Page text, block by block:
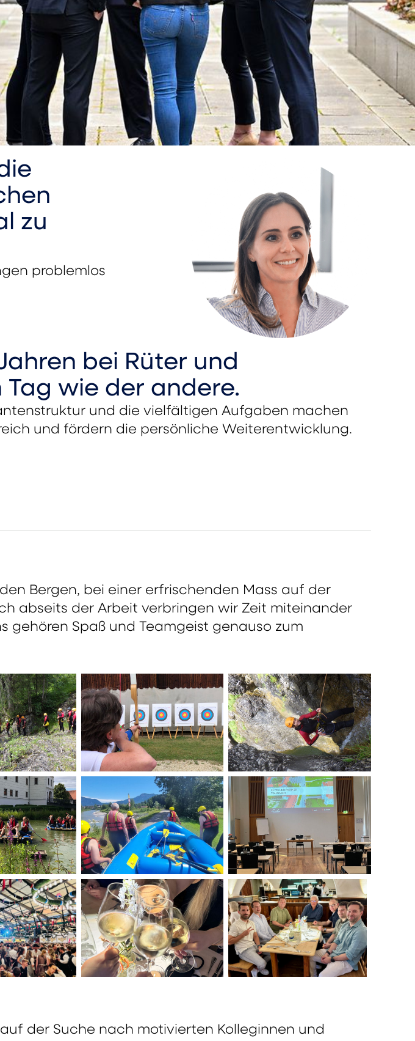
zu
problemlos
bei Rüter und
Tag wie der andere.
und die vielfältigen Aufgaben machen
und fördern die persönliche Weiterentwicklung.
Bergen, bei einer erfrischenden Mass auf der
abseits der Arbeit verbringen wir Zeit miteinander
gehören Spaß und Teamgeist genauso zum
der Suche nach motivierten Kolleginnen und